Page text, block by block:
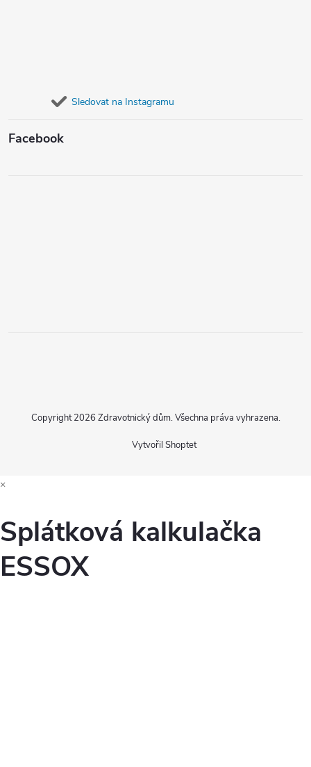
Sledovat na Instagramu
Facebook
Vytvořil Shoptet
Copyright 2026 Zdravotnický dům. Všechna práva vyhrazena.
×
Splátková kalkulačka
ESSOX